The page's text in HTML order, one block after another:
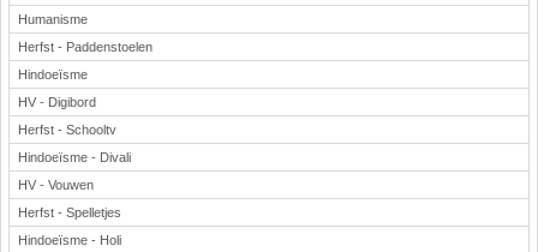
Humanisme
Herfst - Paddenstoelen
Hindoeïsme
HV - Digibord
Herfst - Schooltv
Hindoeïsme - Divali
HV - Vouwen
Herfst - Spelletjes
Hindoeïsme - Holi